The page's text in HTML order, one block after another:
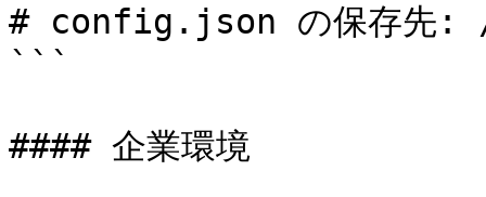
# config.json の保存先
```
#### 企業環境